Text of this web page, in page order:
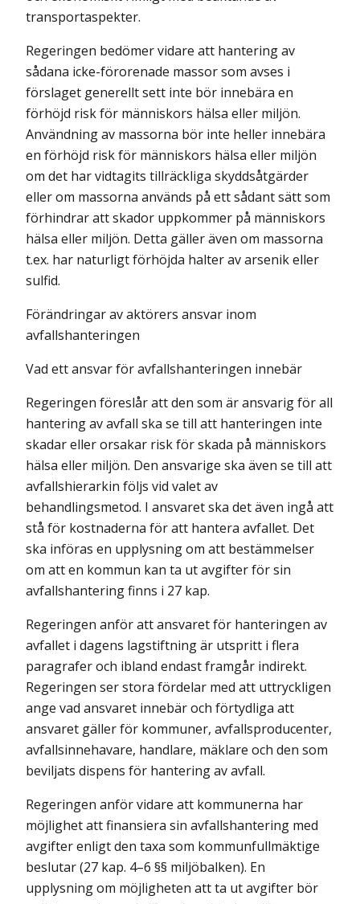
transportaspekter.
Regeringen bedömer vidare att hantering av
sådana icke-förorenade massor som avses i
förslaget generellt sett inte bör innebära en
förhöjd risk för männi­skors hälsa eller miljön.
Användning av massorna bör inte heller innebära
en förhöjd risk för människors hälsa eller miljön
om det har vidtagits tillräckliga skyddsåtgärder
eller om massorna används på ett sådant sätt som
förhindrar att skador uppkommer på människors
hälsa eller miljön. Detta gäller även om massorna
t.ex. har naturligt förhöjda halter av arsenik eller
sulfid.
Förändringar av aktörers ansvar inom
avfallshanteringen
Vad ett ansvar för avfallshanteringen innebär
Regeringen föreslår att den som är ansvarig för all
hantering av avfall ska se till att hanteringen inte
skadar eller orsakar risk för skada på människors
hälsa eller miljön. Den ansvarige ska även se till att
avfallshierarkin följs vid valet av
behandlingsmetod. I ansvaret ska det även ingå att
stå för kostnaderna för att hantera avfallet. Det
ska införas en upplysning om att bestämmelser
om att en kommun kan ta ut avgifter för sin
avfallshantering finns i 27 kap.
Regeringen anför att ansvaret för hanteringen av
avfallet i dagens lagstiftning är utspritt i flera
paragrafer och ibland endast framgår indirekt.
Regeringen ser stora fördelar med att uttryckligen
ange vad ansvaret innebär och förtydliga att
ansvaret gäller för kommuner, avfalls­producenter,
avfalls­innehavare, handlare, mäklare och den som
beviljats dispens för hantering av avfall.
Regeringen anför vidare att kommunerna har
möjlighet att finansiera sin avfallshantering med
avgifter enligt den taxa som kommunfullmäktige
beslutar (27 kap. 4–6 §§ miljöbalken). En
upplysning om möjligheten att ta ut avgifter bör